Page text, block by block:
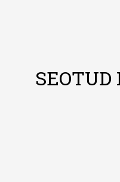
SEOTUD